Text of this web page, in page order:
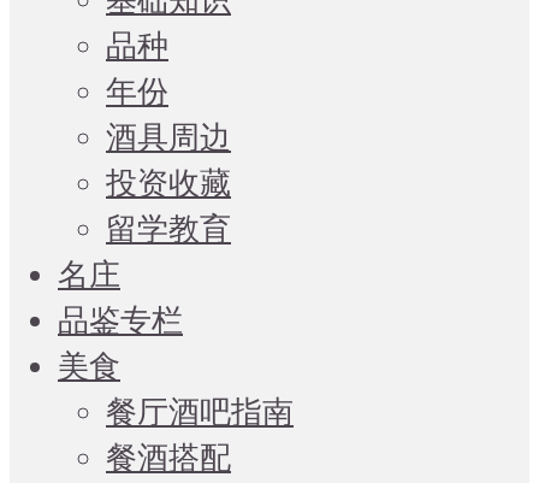
品种
年份
酒具周边
投资收藏
留学教育
名庄
品鉴专栏
美食
餐厅酒吧指南
餐酒搭配